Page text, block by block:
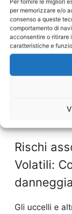
Per fornire le migliori
per memorizzare e/o
consenso a queste
comportamento di
acconsentire o ritirare
caratteristiche e
mantenere la
In
dagli animali
Gli
gel repellenti
disponibili.
esigenze e
Rischi
Volatili:
Gli uccelli e